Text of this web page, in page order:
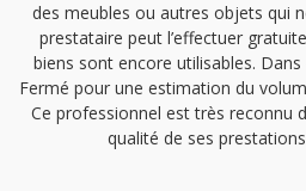
des meubles ou autres objets qui
prestataire peut l’effectuer
biens sont encore utilisables.
Fermé pour une estimation du
Ce professionnel est très reconnu
qualité de ses